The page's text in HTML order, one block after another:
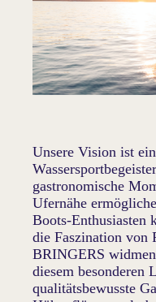
Unsere Vision ist
gastronomische
Ufernähe
Boots-Enthusiasten
die Faszination von
BRINGERS
diesem besonderen
qualitätsbewusste